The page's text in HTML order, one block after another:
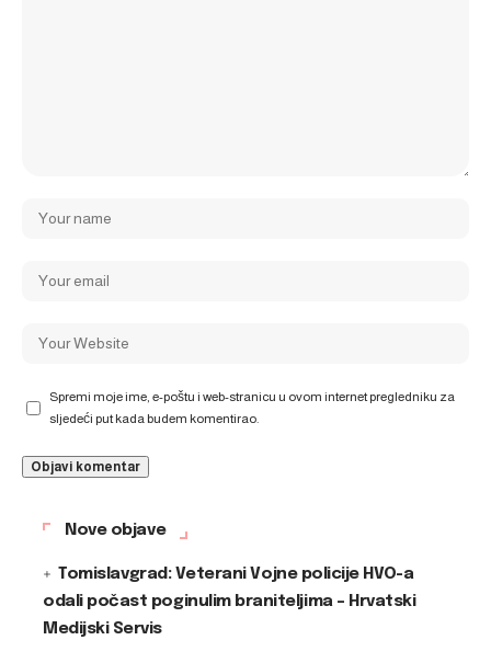
Spremi moje ime, e-poštu i web-stranicu u ovom internet pregledniku za
sljedeći put kada budem komentirao.
Nove objave
Tomislavgrad: Veterani Vojne policije HVO-a
odali počast poginulim braniteljima – Hrvatski
Medijski Servis